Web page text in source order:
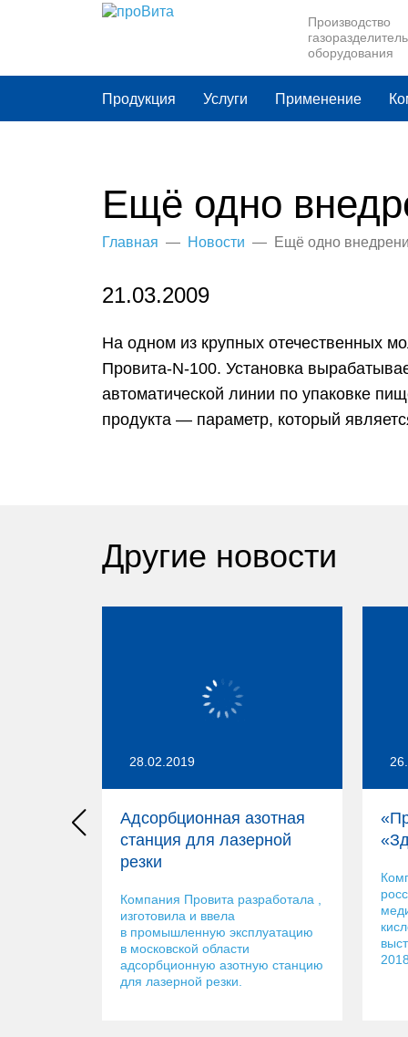
Производство
оборудования
Производство
оборудования
Продукция Услуги Применение
Ещё одно
Главная — Новости — Ещё одно
21.03.2009
На одном из крупных отечественных
Провита-N-100. Установка
автоматической линии по упаковке
продукта — параметр, который
Другие новости
28.02.2019
Адсорбционная азотная
станция для лазерной
резки
Компания Провита разработала ,
изготовила и ввела
в промышленную эксплуатацию
в московской области
адсорбционную азотную станцию
для лазерной резки.